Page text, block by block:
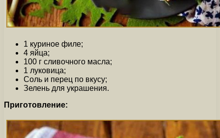
1 куриное филе;
4 яйца;
100 г сливочного масла;
1 луковица;
Соль и перец по вкусу;
Зелень для украшения.
Приготовление: